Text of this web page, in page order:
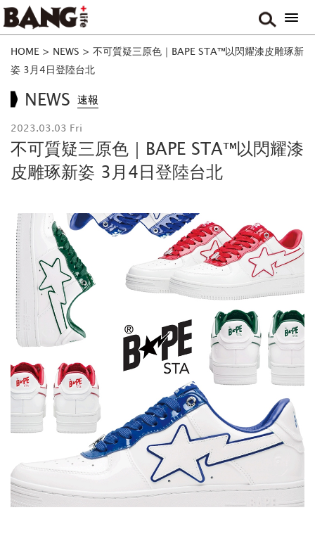
HOME > NEWS > 不可質疑三原色｜BAPE STA™以閃耀漆皮雕琢新
姿 3月4日登陸台北
NEWS 速報
2023.03.03 Fri
不可質疑三原色｜BAPE STA™以閃耀漆
皮雕琢新姿 3月4日登陸台北